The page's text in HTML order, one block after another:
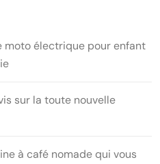
moto électrique pour enfant
sur la toute nouvelle
à café nomade qui vous